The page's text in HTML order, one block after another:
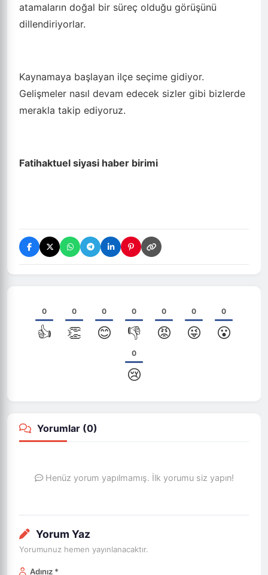
atamaların doğal bir süreç olduğu görüşünü
dillendiriyorlar.
Kaynamaya başlayan ilçe seçime gidiyor.
Gelişmeler nasıl devam edecek sizler gibi bizlerde
merakla takip ediyoruz.
Fatihaktuel siyasi haber birimi
0
👍
0
👏
0
😊
0
👎
0
😡
0
😜
0
😮
0
😢
Yorumlar (0)
Henüz yorum yapılmamış. İlk yorumu siz yapın!
Yorum Yaz
Yorumunuz hemen yayınlanacaktır.
Adınız *